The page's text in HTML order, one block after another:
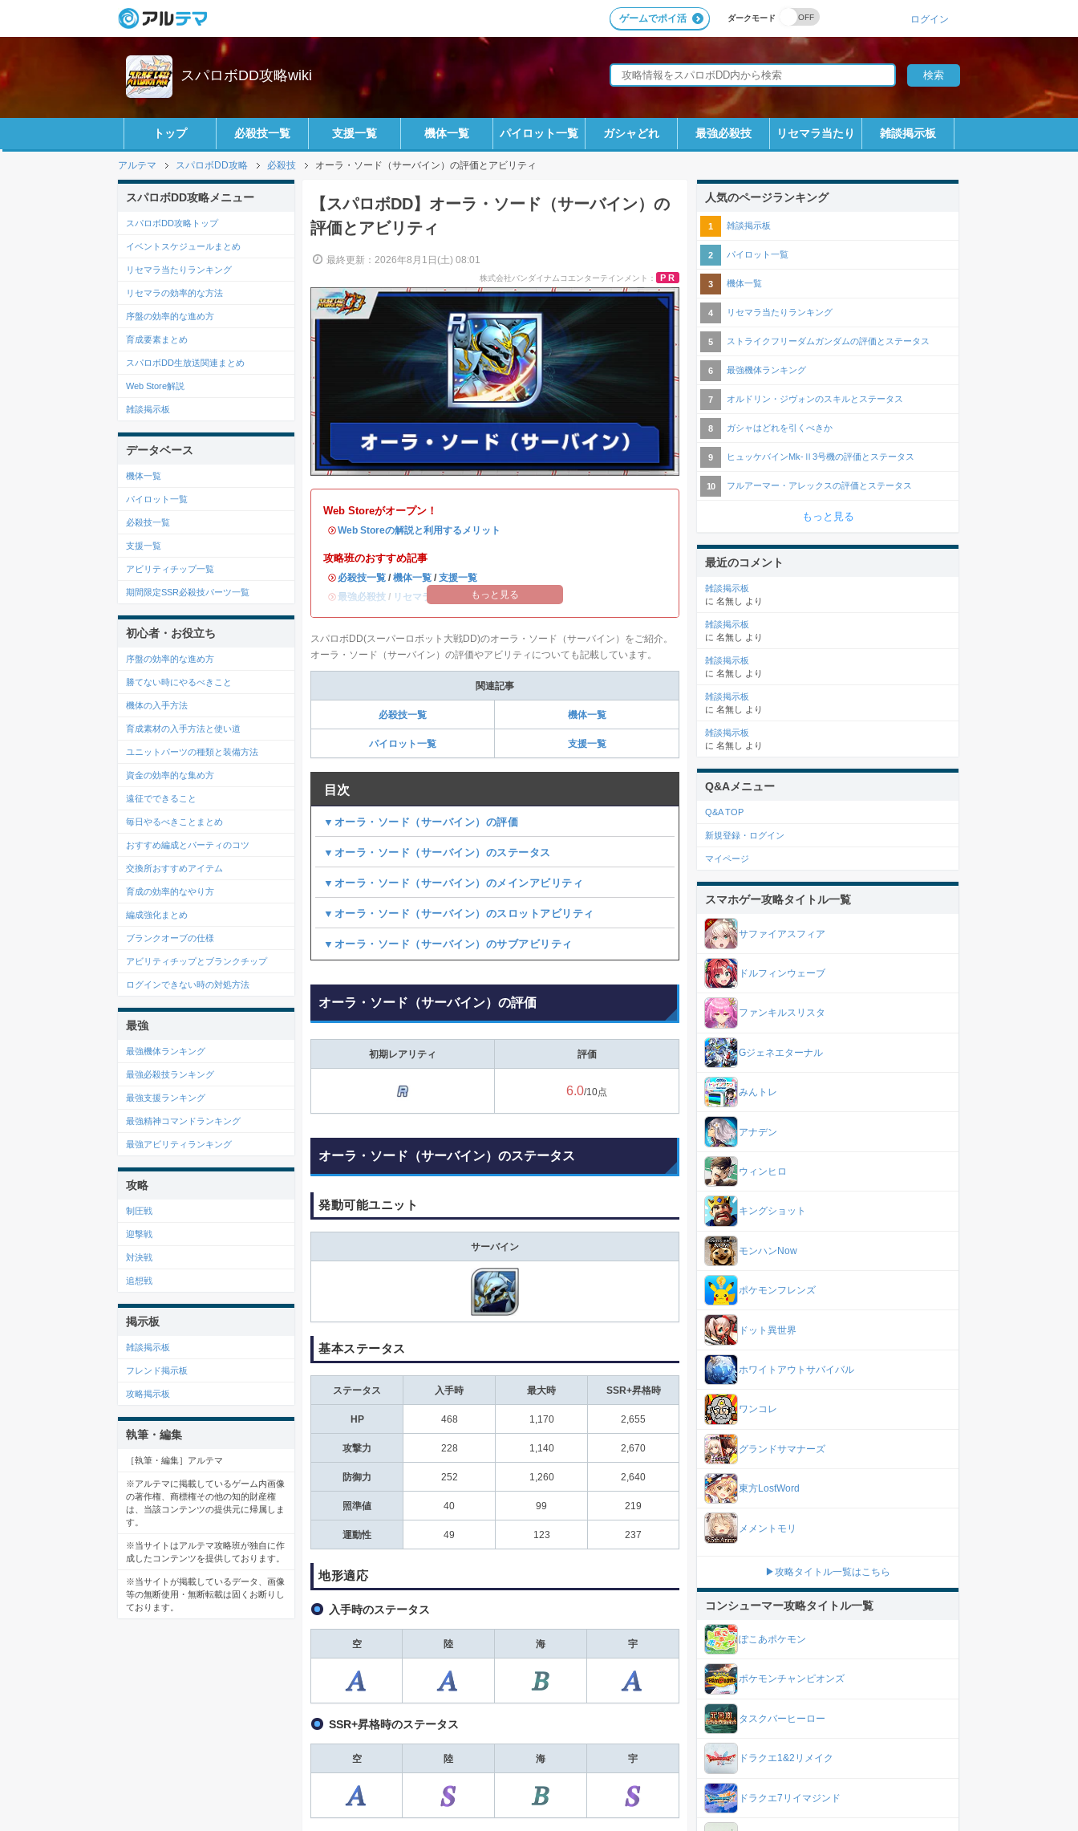
ダークモード
ゲームでポイ活 ログイン
スパロボDD攻略wiki
トップ 必殺技一覧 支援一覧 機体一覧 パイロット一覧 ガシャどれ 最強必殺技 リセマラ当たり 雑談掲示板
アルテマ スパロボDD攻略 必殺技 オーラ・ソード（サーバイン）の評価とアビリティ
【スパロボDD】オーラ・ソード（サーバイン）の
評価とアビリティ
最終更新：2026年8月1日(土) 08:01
PR
Web Storeがオープン！
・Web Storeの解説と利用するメリット
攻略班のおすすめ記事
・ 必殺技一覧 / 機体一覧 / 支援一覧
・最強必殺技 / リセマラ当たりランキング
もっと見る
スパロボDD(スーパーロボット大戦DD)のオーラ・ソード（サーバイン）をご紹介。
オーラ・ソード（サーバイン）の評価やアビリティについても記載しています。
関連記事
必殺技一覧 機体一覧
パイロット一覧 支援一覧
目次
▼オーラ・ソード（サーバイン）の評価
▼オーラ・ソード（サーバイン）のステータス
▼オーラ・ソード（サーバイン）のメインアビリティ
▼オーラ・ソード（サーバイン）のスロットアビリティ
▼オーラ・ソード（サーバイン）のサブアビリティ
オーラ・ソード（サーバイン）の評価
初期レアリティ 評価
6.0/10点
オーラ・ソード（サーバイン）のステータス
発動可能ユニット
サーバイン
基本ステータス
ステータス 入手時 最大時 SSR+昇格時
HP 468 1,170 2,655
攻撃力 228 1,140 2,670
防御力 252 1,260 2,640
照準値 40 99 219
運動性 49 123 237
地形適応
入手時のステータス
空 陸 海 宇
SSR+昇格時のステータス
空 陸 海 宇
スパロボDD攻略メニュー
スパロボDD攻略トップ
イベントスケジュールまとめ
リセマラ当たりランキング
リセマラの効率的な方法
序盤の効率的な進め方
育成要素まとめ
スパロボDD生放送関連まとめ
Web Store解説
雑談掲示板
データベース
機体一覧
パイロット一覧
必殺技一覧
支援一覧
アビリティチップ一覧
期間限定SSR必殺技パーツ一覧
初心者・お役立ち
序盤の効率的な進め方
勝てない時にやるべきこと
機体の入手方法
育成素材の入手方法と使い道
ユニットパーツの種類と装備方法
資金の効率的な集め方
遠征でできること
毎日やるべきことまとめ
おすすめ編成とパーティのコツ
交換所おすすめアイテム
育成の効率的なやり方
編成強化まとめ
ブランクオーブの仕様
アビリティチップとブランクチップ
ログインできない時の対処方法
最強
最強機体ランキング
最強必殺技ランキング
最強支援ランキング
最強精神コマンドランキング
最強アビリティランキング
攻略
制圧戦
迎撃戦
対決戦
追想戦
掲示板
雑談掲示板
フレンド掲示板
攻略掲示板
執筆・編集
［執筆・編集］アルテマ
※アルテマに掲載しているゲーム内画像
の著作権、商標権その他の知的財産権
は、当該コンテンツの提供元に帰属しま
す。
※当サイトはアルテマ攻略班が独自に作
成したコンテンツを提供しております。
※当サイトが掲載しているデータ、画像
等の無断使用・無断転載は固くお断りし
ております。
人気のページランキング
雑談掲示板
パイロット一覧
機体一覧
リセマラ当たりランキング
ストライクフリーダムガンダムの評価とステータス
最強機体ランキング
オルドリン・ジヴォンのスキルとステータス
ガシャはどれを引くべきか
ヒュッケバインMk-Ⅱ3号機の評価とステータス
フルアーマー・アレックスの評価とステータス
もっと見る
最近のコメント
雑談掲示板
に 名無し より
雑談掲示板
に 名無し より
雑談掲示板
に 名無し より
雑談掲示板
に 名無し より
雑談掲示板
に 名無し より
Q&Aメニュー
Q&A TOP
新規登録・ログイン
マイページ
スマホゲー攻略タイトル一覧
サファイアスフィア
ドルフィンウェーブ
ファンキルスリスタ
Gジェネエターナル
みんトレ
アナデン
ウィンヒロ
キングショット
モンハンNow
ポケモンフレンズ
ドット異世界
ホワイトアウトサバイバル
ワンコレ
グランドサマナーズ
東方LostWord
メメントモリ
▶攻略タイトル一覧はこちら
コンシューマー攻略タイトル一覧
ぽこあポケモン
ポケモンチャンピオンズ
タスクバーヒーロー
ドラクエ1&2リメイク
ドラクエ7リイマジンド